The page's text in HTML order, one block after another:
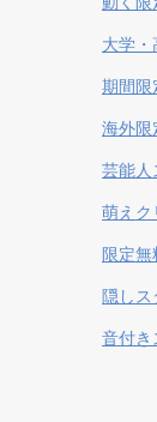
大学
期間限
海外限
芸能人
萌えク
限定
隠しス
音付き